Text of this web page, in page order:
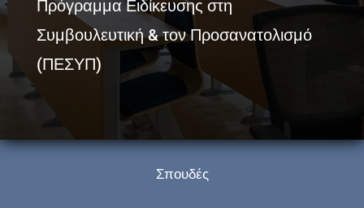
Πρόγραμμα Ειδίκευσης στη
Συμβουλευτική & τον Προσανατολισμό
(ΠΕΣΥΠ)
Σπουδές